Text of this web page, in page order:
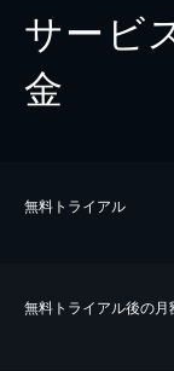
サービ
金
無料トライアル
無料トライアル後の⽉